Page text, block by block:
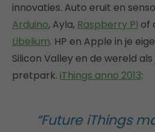
innovaties. Auto eruit en
Arduino, Ayla, Raspberry PI of
Libelium. HP en Apple in je
Silicon Valley en de wereld
pretpark. iThings anno 2013:
“Future iThings